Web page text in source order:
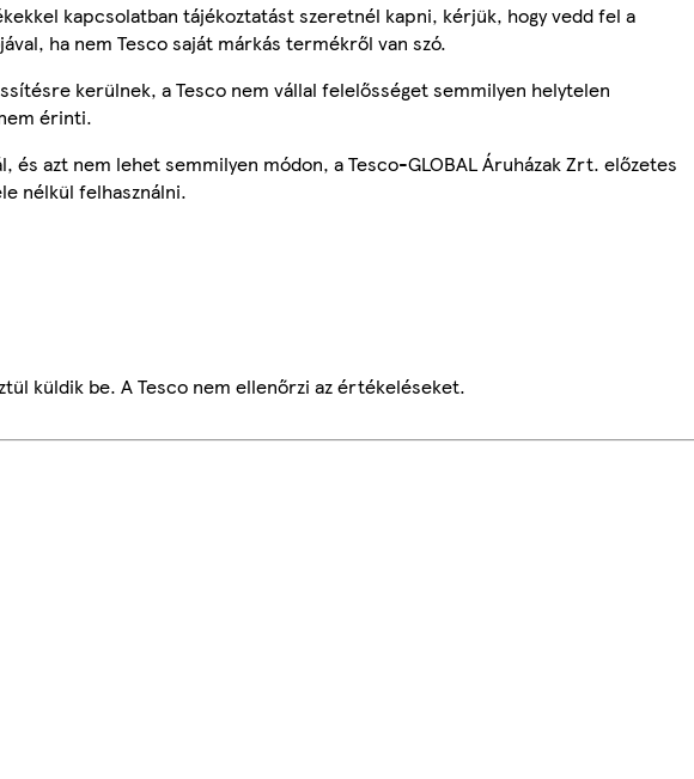
kapcsolatban tájékoztatást szeretnél kapni, kérjük, hogy vedd fel a
ha nem Tesco saját márkás termékről van szó.
kerülnek, a Tesco nem vállal felelősséget semmilyen helytelen
érinti.
és azt nem lehet semmilyen módon, a Tesco-GLOBAL Áruházak Zrt. előzetes
nélkül felhasználni.
küldik be. A Tesco nem ellenőrzi az értékeléseket.